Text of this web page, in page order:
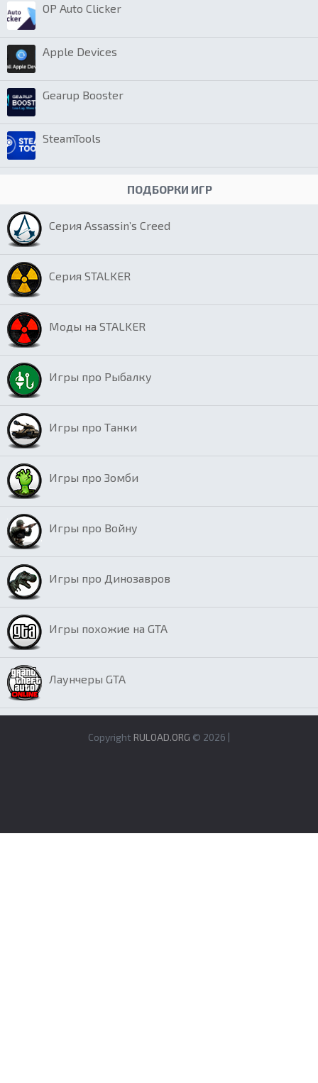
OP Auto Clicker
Apple Devices
Gearup Booster
SteamTools
ПОДБОРКИ ИГР
Серия Assassin’s Creed
Серия STALKER
Моды на STALKER
Игры про Рыбалку
Игры про Танки
Игры про Зомби
Игры про Войну
Игры про Динозавров
Игры похожие на GTA
Лаунчеры GTA
Copyright RULOAD.ORG © 2026 |